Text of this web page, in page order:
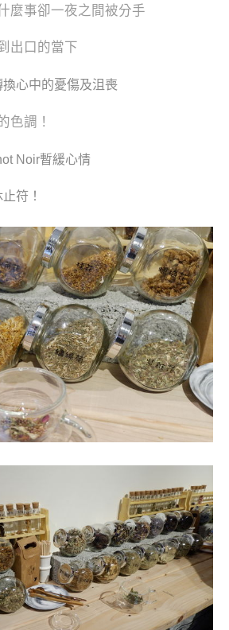
麼事卻一夜之間被分手
出口的當下
換心中的憂傷及沮喪
色調！
Noir暫緩心情
符！